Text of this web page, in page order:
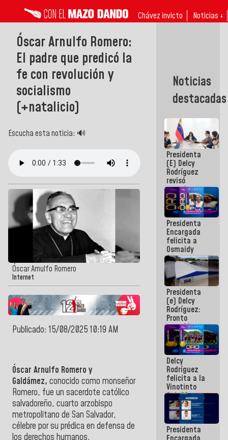
Chávez invicto Noticias ↓
Óscar Arnulfo Romero:
El padre que predicó la
fe con revolución y
socialismo
(+natalicio)
Escucha esta noticia: 🔊
Óscar Arnulfo Romero
Internet
Publicado: 15/08/2025 10:19 AM
Óscar Arnulfo Romero y
Galdámez, conocido como monseñor
Romero, ​fue un sacerdote católico
salvadoreño, cuarto arzobispo
metropolitano de San Salvador,
célebre por su prédica en defensa de
los derechos humanos.
Noticias
destacadas
Presidenta
(E) Delcy
Rodríguez
revisó
agenda
económica y
ejecución de
fondos de
emergencia
post-sismos
Presidenta
Encargada
felicita a
Osmaidy
Arias y
Giraly
Marcano por
hacer
historia en
los
Centroamericanos
Presidenta
(e) Delcy
Rodríguez:
Pronto
restableceremos
las
operaciones
en el
Aeropuerto
Internacional
de
Maiquetía
Delcy
Rodríguez
felicita a la
Vinotinto
Sub 20
campeona
frente
México Sub
23 en los
Presidenta